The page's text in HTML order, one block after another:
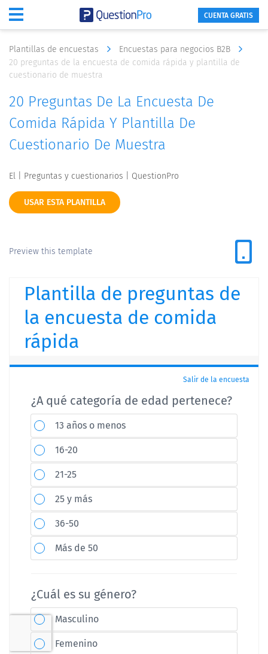
CUENTA GRATIS
Plantillas de encuestas
Encuestas para negocios B2B
20 preguntas de la encuesta de comida rápida y plantilla de
cuestionario de muestra
20 Preguntas De La Encuesta De
Comida Rápida Y Plantilla De
Cuestionario De Muestra
El | Preguntas y cuestionarios | QuestionPro
USAR ESTA PLANTILLA
Preview this template